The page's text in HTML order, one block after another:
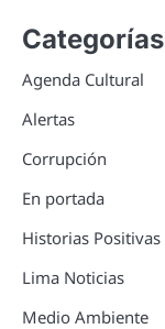
Categorías
Agenda Cultural
Alertas
Corrupción
En portada
Historias Positivas
Lima Noticias
Medio Ambiente